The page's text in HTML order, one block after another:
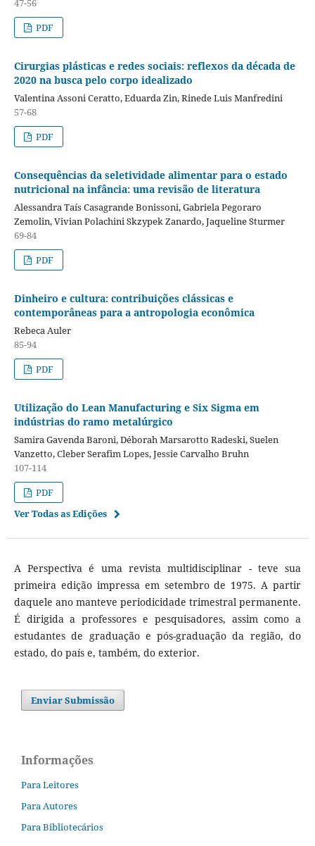
47-56
PDF
Cirurgias plásticas e redes sociais: reflexos da década de
2020 na busca pelo corpo idealizado
Valentina Assoni Ceratto, Eduarda Zin, Rinede Luis Manfredini
57-68
PDF
Consequências da seletividade alimentar para o estado
nutricional na infância: uma revisão de literatura
Alessandra Taís Casagrande Bonissoni, Gabriela Pegoraro
Zemolin, Vivian Polachini Skzypek Zanardo, Jaqueline Sturmer
69-84
PDF
Dinheiro e cultura: contribuições clássicas e
contemporâneas para a antropologia econômica
Rebeca Auler
85-94
PDF
Utilização do Lean Manufacturing e Six Sigma em
indústrias do ramo metalúrgico
Samira Gavenda Baroni, Déborah Marsarotto Radeski, Suelen
Vanzetto, Cleber Serafim Lopes, Jessie Carvalho Bruhn
107-114
PDF
Ver Todas as Edições
A Perspectiva é uma revista multidisciplinar - teve sua
primeira edição impressa em setembro de 1975. A partir
daquele ano manteve periodicidade trimestral permanente.
É dirigida a professores e pesquisadores, assim como a
estudantes de graduação e pós-graduação da região, do
estado, do país e, também, do exterior.
Enviar Submissão
Informações
Para Leitores
Para Autores
Para Bibliotecários